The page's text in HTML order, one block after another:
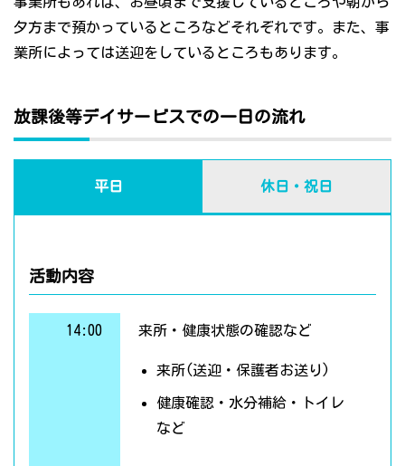
夕方まで預かっているところなどそれぞれです。また、事
業所によっては送迎をしているところもあります。
放課後等デイサービスでの一日の流れ
平日 休日・祝日
活動内容
14:00 来所・健康状態の確認など
来所(送迎・保護者お送り)
健康確認・水分補給・トイレ
など